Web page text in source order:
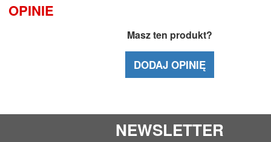
OPINIE
Masz ten produkt?
DODAJ OPINIĘ
NEWSLETTER